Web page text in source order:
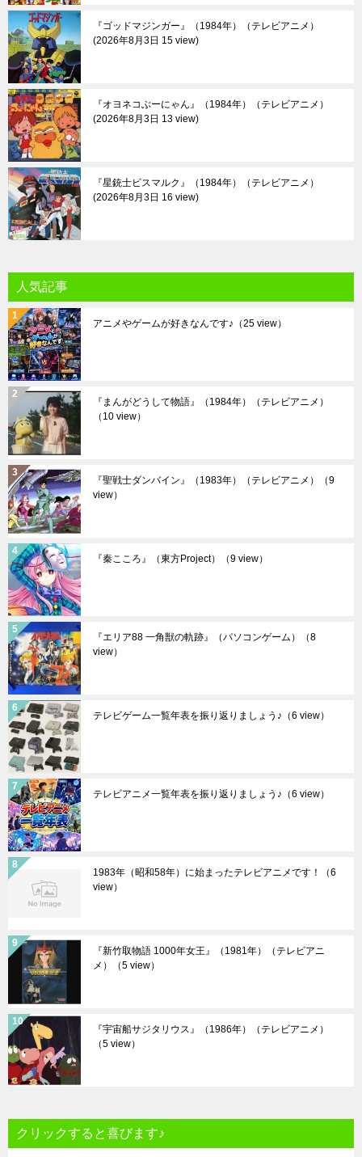
『ゴッドマジンガー』（1984年）（テレビアニメ）
2026年8月3日 15 view
『オヨネコぶーにゃん』（1984年）（テレビアニメ）
2026年8月3日 13 view
『星銃士ビスマルク』（1984年）（テレビアニメ）
2026年8月3日 16 view
人気記事
アニメやゲームが好きなんです♪ （25 view）
『まんがどうして物語』（1984年）（テレビアニメ）
（10 view）
『聖戦士ダンバイン』（1983年）（テレビアニメ）
（9
view）
『秦こころ』（東方Project） （9 view）
『エリア88 一角獣の軌跡』（パソコンゲーム）
（8
view）
テレビゲーム一覧年表を振り返りましょう♪ （6 view）
テレビアニメ一覧年表を振り返りましょう♪ （6 view）
1983年（昭和58年）に始まったテレビアニメです！
（6
view）
『新竹取物語 1000年女王』（1981年）（テレビアニ
メ）
（5 view）
『宇宙船サジタリウス』（1986年）（テレビアニメ）
（5 view）
クリックすると喜びます♪